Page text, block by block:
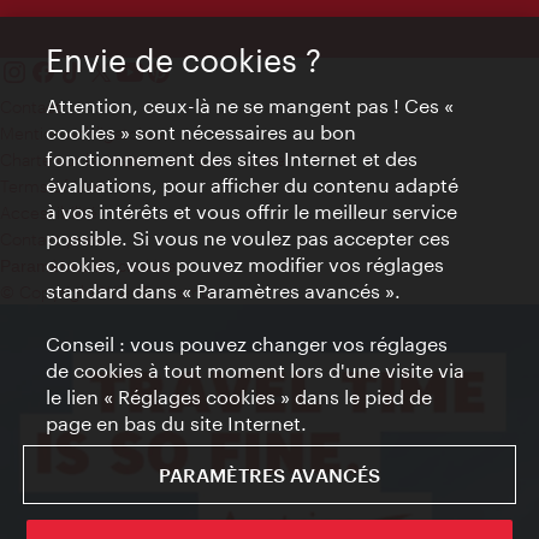
Contact
Mentions obligatoires
Charte sur le respect de la vie privée
Terms of Use
Accessibilité
Contact presse
Paramètres de cookies
© Copyright WienTourismus
Envie de cookies ?
Attention, ceux-là ne se mangent pas ! Ces «
cookies » sont nécessaires au bon
fonctionnement des sites Internet et des
évaluations, pour afficher du contenu adapté
à vos intérêts et vous offrir le meilleur service
possible. Si vous ne voulez pas accepter ces
cookies, vous pouvez modifier vos réglages
standard dans « Paramètres avancés ».
Conseil : vous pouvez changer vos réglages
de cookies à tout moment lors d'une visite via
le lien « Réglages cookies » dans le pied de
page en bas du site Internet.
PARAMÈTRES AVANCÉS